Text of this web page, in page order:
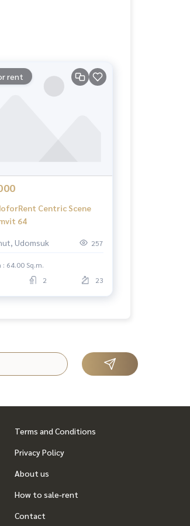
rent
Centric Scene
64
Udomsuk 257
: 64.00 Sq.m.
2 23
Terms and Conditions
Privacy Policy
About us
How to sale-rent
Contact